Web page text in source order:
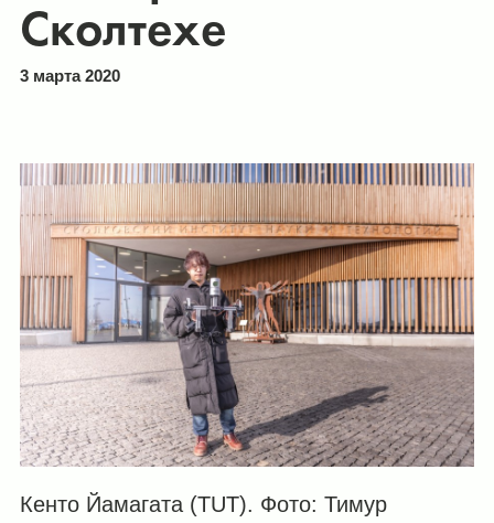
Сколтехе
3 марта 2020
Кенто Йамагата (TUT). Фото: Тимур